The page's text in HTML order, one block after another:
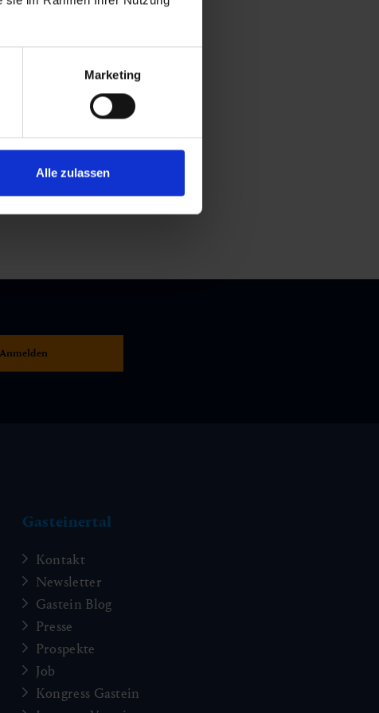
Marketing
Alle zulassen
Gasteinertal
Kontakt
Newsletter
Gastein Blog
Presse
Prospekte
Job
Kongress Gastein